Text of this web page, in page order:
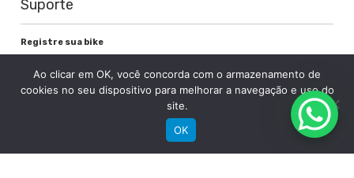
Suporte
Registre sua bike
Downloads
Ao clicar em OK, você concorda com o armazenamento de
cookies no seu dispositivo para melhorar a navegação e uso do
site.
OK